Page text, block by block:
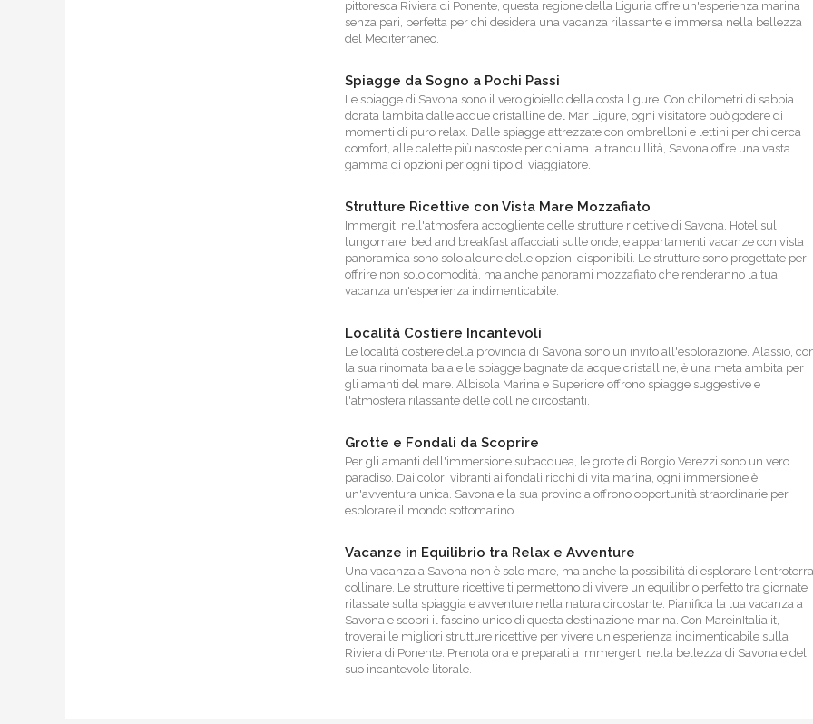
pittoresca Riviera di Ponente, questa regione della Liguria offre un'esperienza marina
senza pari, perfetta per chi desidera una vacanza rilassante e immersa nella bellezza
del Mediterraneo.
Spiagge da Sogno a Pochi Passi
Le spiagge di Savona sono il vero gioiello della costa ligure. Con chilometri di sabbia
dorata lambita dalle acque cristalline del Mar Ligure, ogni visitatore può godere di
momenti di puro relax. Dalle spiagge attrezzate con ombrelloni e lettini per chi cerca
comfort, alle calette più nascoste per chi ama la tranquillità, Savona offre una vasta
gamma di opzioni per ogni tipo di viaggiatore.
Strutture Ricettive con Vista Mare Mozzafiato
Immergiti nell'atmosfera accogliente delle strutture ricettive di Savona. Hotel sul
lungomare, bed and breakfast affacciati sulle onde, e appartamenti vacanze con vista
panoramica sono solo alcune delle opzioni disponibili. Le strutture sono progettate per
offrire non solo comodità, ma anche panorami mozzafiato che renderanno la tua
vacanza un'esperienza indimenticabile.
Località Costiere Incantevoli
Le località costiere della provincia di Savona sono un invito all'esplorazione. Alassio,
la sua rinomata baia e le spiagge bagnate da acque cristalline, è una meta ambita per
gli amanti del mare. Albisola Marina e Superiore offrono spiagge suggestive e
l'atmosfera rilassante delle colline circostanti.
Grotte e Fondali da Scoprire
Per gli amanti dell'immersione subacquea, le grotte di Borgio Verezzi sono un vero
paradiso. Dai colori vibranti ai fondali ricchi di vita marina, ogni immersione è
un'avventura unica. Savona e la sua provincia offrono opportunità straordinarie per
esplorare il mondo sottomarino.
Vacanze in Equilibrio tra Relax e Avventure
Una vacanza a Savona non è solo mare, ma anche la possibilità di esplorare l'entroterra
collinare. Le strutture ricettive ti permettono di vivere un equilibrio perfetto tra giornate
rilassate sulla spiaggia e avventure nella natura circostante. Pianifica la tua vacanza a
Savona e scopri il fascino unico di questa destinazione marina. Con MareinItalia.it,
troverai le migliori strutture ricettive per vivere un'esperienza indimenticabile sulla
Riviera di Ponente. Prenota ora e preparati a immergerti nella bellezza di Savona e del
suo incantevole litorale.